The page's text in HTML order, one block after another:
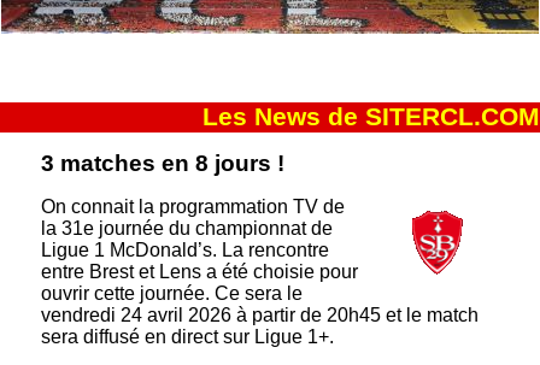
Les News de SITERCL.COM
3 matches en 8 jours !
On connait la programmation TV de
la 31e journée du championnat de
Ligue 1 McDonald’s. La rencontre
entre Brest et Lens a été choisie pour
ouvrir cette journée. Ce sera le
vendredi 24 avril 2026 à partir de 20h45 et le match
sera diffusé en direct sur Ligue 1+.